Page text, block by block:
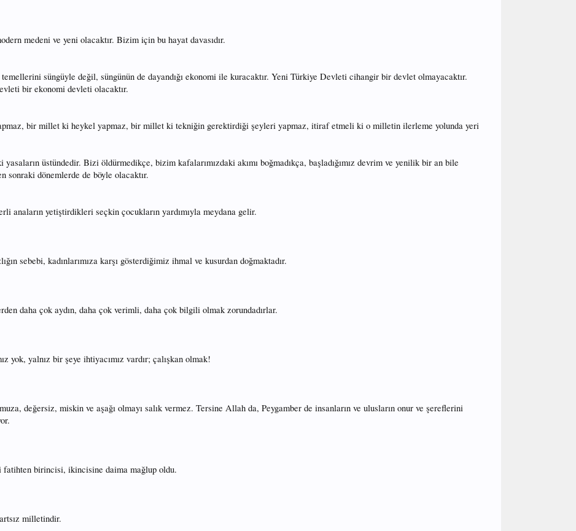
medeni ve yeni olacaktır. Bizim için bu hayat davasıdır.
süngüyle değil, süngünün de dayandığı ekonomi ile kuracaktır. Yeni Türkiye Devleti cihangir bir devlet olmayacaktır.
bir ekonomi devleti olacaktır.
bir millet ki heykel yapmaz, bir millet ki tekniğin gerektirdiği şeyleri yapmaz, itiraf etmeli ki o milletin ilerleme yolunda yeri
yasaların üstündedir. Bizi öldürmedikçe, bizim kafalarımızdaki akımı boğmadıkça, başladığımız devrim ve yenilik bir an bile
sonraki dönemlerde de böyle olacaktır.
anaların yetiştirdikleri seçkin çocukların yardımıyla meydana gelir.
sebebi, kadınlarımıza karşı gösterdiğimiz ihmal ve kusurdan doğmaktadır.
daha çok aydın, daha çok verimli, daha çok bilgili olmak zorundadırlar.
yok, yalnız bir şeye ihtiyacımız vardır; çalışkan olmak!
değersiz, miskin ve aşağı olmayı salık vermez. Tersine Allah da, Peygamber de insanların ve ulusların onur ve şereflerini
fatihten birincisi, ikincisine daima mağlup oldu.
milletindir.